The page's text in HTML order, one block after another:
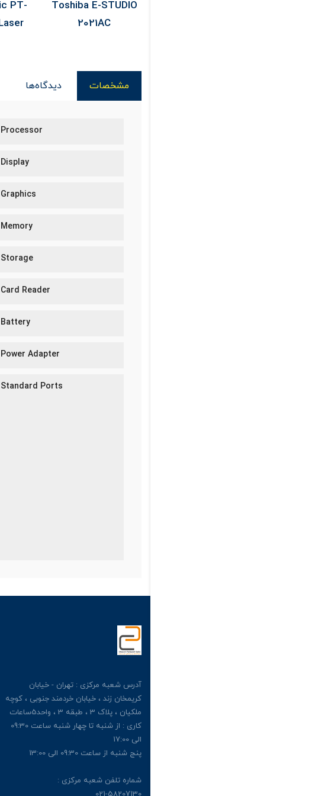
Toshiba E-STUDIO
2021AC
PT-
مشخصات دیدگاه‌ها
Processor
Display
Graphics
Memory
Storage
Card Reader
Battery
Power Adapter
Standard Ports
آدرس شعبه مرکزی : تهران - خیابان
کریمخان زند ، خیابان خردمند جنوبی ، کوچه
ملکیان ، پلاک 3 ، طبقه 3 ، واحد5ساعات
کاری : از شنبه تا چهار شنبه ساعت 09:30
الی 17:00
پنج شنبه از ساعت 09:30 الی 13:00
شماره تلفن شعبه مرکزی :